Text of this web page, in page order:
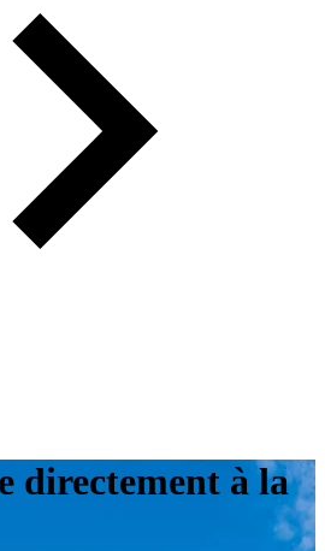
directement à la